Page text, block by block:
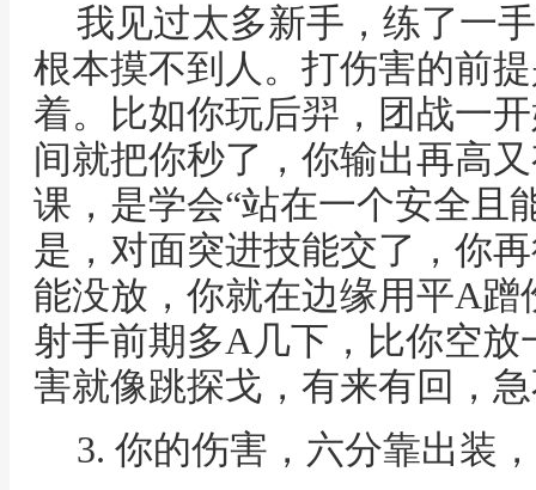
我见过太多新手，练了一
根本摸不到人。打伤害的前
着。比如你玩后羿，团战一
间就把你秒了，你输出再高
课，是学会“站在一个安全且
是，对面突进技能交了，你
能没放，你就在边缘用平A
射手前期多A几下，比你空
害就像跳探戈，有来有回，
3. 你的伤害，六分靠出装